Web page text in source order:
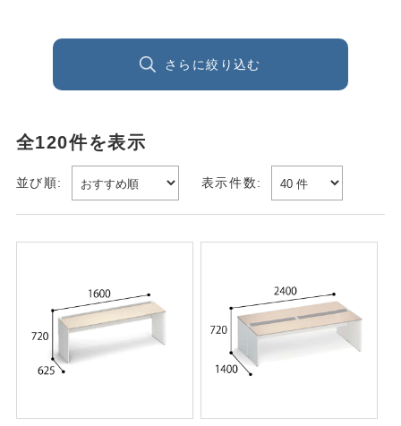
さらに絞り込む
全120件を表示
並び順: 表示件数: